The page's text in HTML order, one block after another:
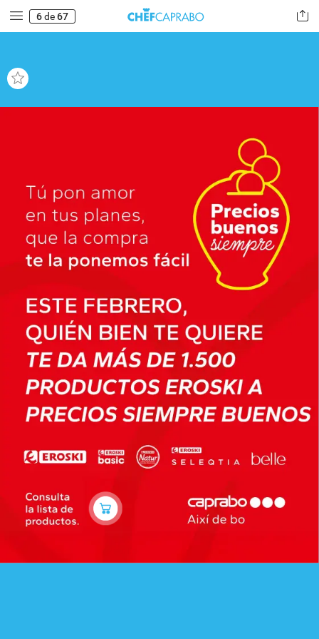
6de67